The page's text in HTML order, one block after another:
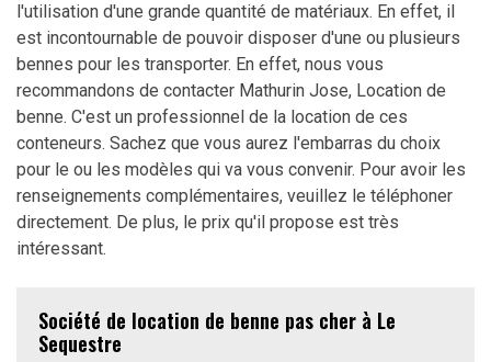
l'utilisation d'une grande quantité de matériaux. En effet, il
est incontournable de pouvoir disposer d'une ou plusieurs
bennes pour les transporter. En effet, nous vous
recommandons de contacter Mathurin Jose, Location de
benne. C'est un professionnel de la location de ces
conteneurs. Sachez que vous aurez l'embarras du choix
pour le ou les modèles qui va vous convenir. Pour avoir les
renseignements complémentaires, veuillez le téléphoner
directement. De plus, le prix qu'il propose est très
intéressant.
Société de location de benne pas cher à Le
Sequestre